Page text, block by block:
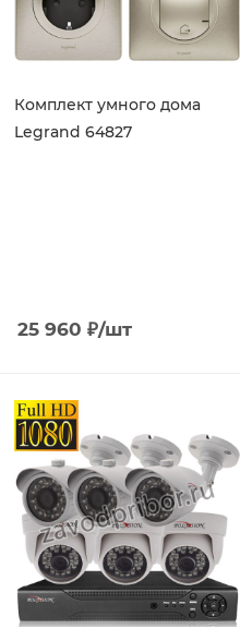
Комплект умного дома
Legrand 64827
25 960 ₽/шт